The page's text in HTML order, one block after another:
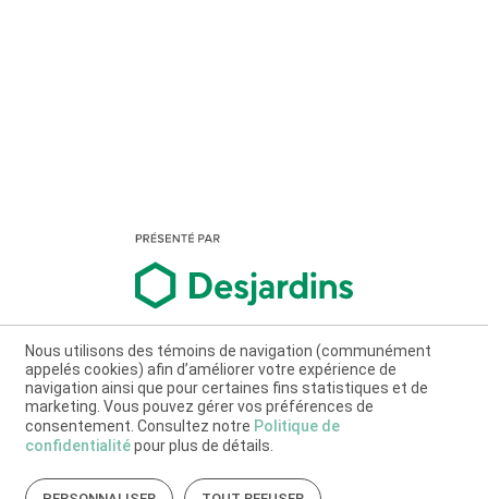
Nous utilisons des témoins de navigation (communément
appelés cookies) afin d’améliorer votre expérience de
navigation ainsi que pour certaines fins statistiques et de
marketing. Vous pouvez gérer vos préférences de
consentement. Consultez notre Politique de
confidentialitépour plus de détails.